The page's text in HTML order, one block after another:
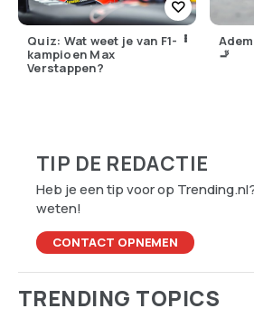
Quiz: Wat weet je van F1-
kampioen Max
Verstappen?
🚬
TIP DE REDACTIE
Heb je een tip voor op
weten!
CONTACT OPNEMEN
TRENDING TOPICS